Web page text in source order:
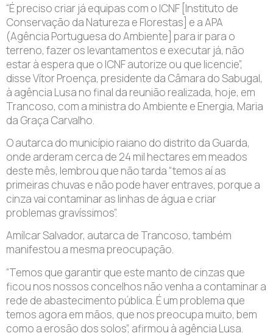
“Épreciso criar já equipas com o ICNF [Instituto de
Conservação da Natureza e Florestas] e a APA
(Agência Portuguesa do Ambiente] para ir para o
terreno, fazer os levantamentos e executar já, não
estar à espera que o ICNF autorize ou que licencie”,
disse Vítor Proença, presidente da Câmara do Sabugal,
à agência Lusa no final da reunião realizada, hoje, em
Trancoso, com a ministra do Ambiente e Energia, Maria
da Graça Carvalho.
O autarca do município raiano do distrito da Guarda,
onde arderam cerca de 24 mil hectares em meados
deste mês, lembrou que não tarda “temos aí as
primeiras chuvas e não pode haver entraves, porque a
cinza vai contaminar as linhas de água e criar
problemas gravíssimos”.
Amílcar Salvador, autarca de Trancoso, também
manifestou a mesma preocupação.
“Temos que garantir que este manto de cinzas que
ficou nos nossos concelhos não venha a contaminar a
rede de abastecimento pública. É um problema que
temos agora em mãos, que nos preocupa muito, bem
como a erosão dos solos”, afirmou à agência Lusa.